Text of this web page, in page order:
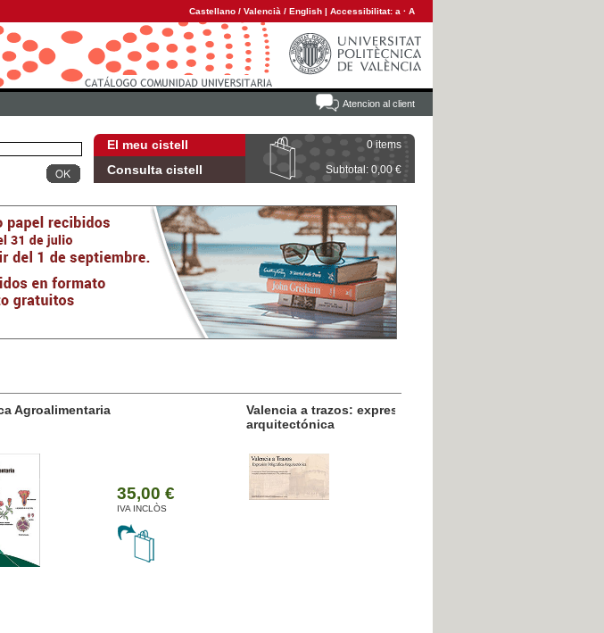
Castellano / Valencià / English | Accessibilitat: a · A
Atencion al client
El meu cistell 0 items
Consulta cistell Subtotal: 0,00 €
Valencia a trazos: expresión poligráfica